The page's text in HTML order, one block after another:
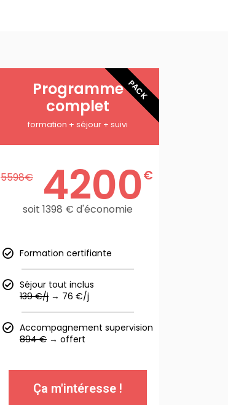
Programme
complet
formation + séjour + suivi
5598€ 4200€
soit 1398 € d'économie
Formation certifiante
Séjour tout inclus
139 €/j → 76 €/j
Accompagnement supervision
894 € → offert
Ça m'intéresse !
PACK